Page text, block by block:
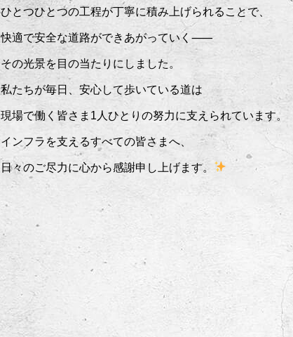
ひとつひとつの工程が丁寧に積み上げられることで、
快適で安全な道路ができあがっていく⸺
その光景を目の当たりにしました。
私たちが毎日、安心して歩いている道は
現場で働く皆さま1人ひとりの努力に支えられています。
インフラを支えるすべての皆さまへ、
日々のご尽力に心から感謝申し上げます。